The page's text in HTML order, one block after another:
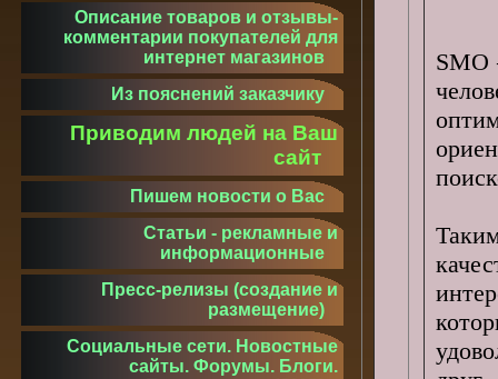
SMO
Описание товаров и отзывы-
комментарии покупателей для
интернет магазинов
Из пояснений заказчику
Приводим людей на Ваш
сайт
Пишем новости о Вас
Статьи - рекламные и
информационные
Пресс-релизы (создание и
размещение)
Социальные сети. Новостные
сайты. Форумы. Блоги.